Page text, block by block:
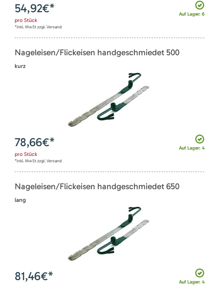
Auf Lager: 6
54,92€*
pro Stück
*inkl. MwSt zzgl. Versand
Nageleisen/Flickeisen handgeschmiedet 500
kurz
Auf Lager: 4
78,66€*
pro Stück
*inkl. MwSt zzgl. Versand
Nageleisen/Flickeisen handgeschmiedet 650
lang
Auf Lager: 4
81,46€*